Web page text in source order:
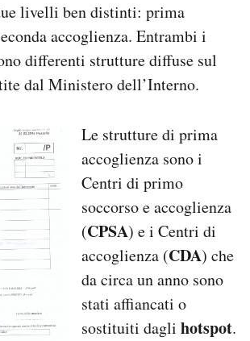
livelli ben distinti: prima
accoglienza. Entrambi i
differenti strutture diffuse sul
dal Ministero dell’Interno.
Le strutture di prima
accoglienza sono i
Centri di primo
soccorso e accoglienza
(CPSA) e i Centri di
accoglienza (CDA) che
da circa un anno sono
stati affiancati o
sostituiti dagli hotspot.